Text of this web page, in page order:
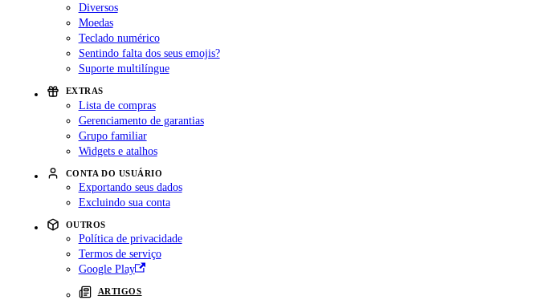
Diversos
Moedas
Teclado numérico
Sentindo falta dos seus emojis?
Suporte multilíngue
EXTRAS
Lista de compras
Gerenciamento de garantias
Grupo familiar
Widgets e atalhos
CONTA DO USUÁRIO
Exportando seus dados
Excluindo sua conta
OUTROS
Política de privacidade
Termos de serviço
Google Play
ARTIGOS